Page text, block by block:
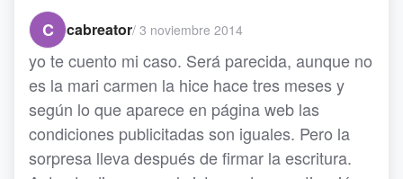
C
cabreator/ 3 noviembre 2014
yo te cuento mi caso. Será parecida, aunque no
es la mari carmen la hice hace tres meses y
según lo que aparece en página web las
condiciones publicitadas son iguales. Pero la
sorpresa lleva después de firmar la escritura.